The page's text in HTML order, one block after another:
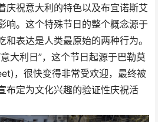
庆祝意大利的特色以及布宜诺斯艾
响。这个特殊节日的整个概念源于
和表达是人类最原始的两种行为。
大利日”，这个节日起源于巴勒莫
，很快变得非常受欢迎，最终被
布定为文化兴趣的验证性庆祝活